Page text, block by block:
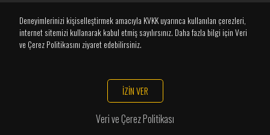
Deneyimlerinizi kişiselleştirmek amacıyla KVKK uyarınca kullanılan çerezleri,
internet sitemizi kullanarak kabul etmiş sayılırsınız. Daha fazla bilgi için Veri
ve Çerez Politikasını ziyaret edebilirsiniz.
İZİN VER
Veri ve Çerez Politikası